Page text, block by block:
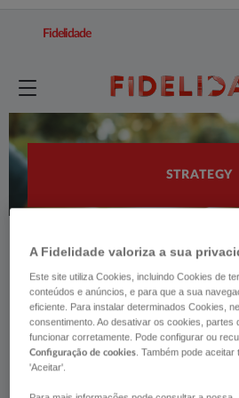
Fidelidade
STRATEGY
Fidelidade's ESG
prepare the future,
society's resilience,
A Fidelidade valoriza a sua
Este site utiliza Cookies, incluindo Cookies de
conteúdos e anúncios, e para que a sua
eficiente. Para instalar determinados Cookies,
consentimento. Ao desativar os cookies, partes
funcionar corretamente. Pode configurar ou
Configuração de cookies . Também pode
'Aceitar'.